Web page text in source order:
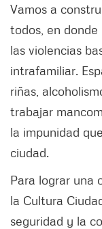
Vamos a
todos, en
las violencias
intrafamiliar.
riñas,
trabajar
la impunidad
ciudad.
Para lograr una
la Cultura
seguridad y la